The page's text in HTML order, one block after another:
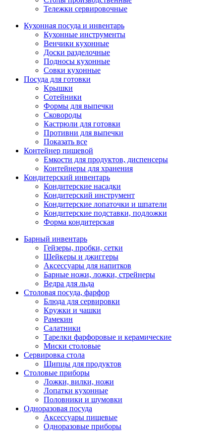
Тележки сервировочные
Кухонная посуда и инвентарь
Кухонные инструменты
Венчики кухонные
Доски разделочные
Подносы кухонные
Совки кухонные
Посуда для готовки
Крышки
Сотейники
Формы для выпечки
Сковороды
Кастрюли для готовки
Противни для выпечки
Показать все
Контейнер пищевой
Емкости для продуктов, диспенсеры
Контейнеры для хранения
Кондитерский инвентарь
Кондитерские насадки
Кондитерский инструмент
Кондитерские лопаточки и шпатели
Кондитерские подставки, подложки
Форма кондитерская
Барный инвентарь
Гейзеры, пробки, сетки
Шейкеры и джиггеры
Аксессуары для напитков
Барные ножи, ложки, стрейнеры
Ведра для льда
Столовая посуда, фарфор
Блюда для сервировки
Кружки и чашки
Рамекин
Салатники
Тарелки фарфоровые и керамические
Миски столовые
Сервировка стола
Щипцы для продуктов
Столовые приборы
Ложки, вилки, ножи
Лопатки кухонные
Половники и шумовки
Одноразовая посуда
Аксессуары пищевые
Одноразовые приборы